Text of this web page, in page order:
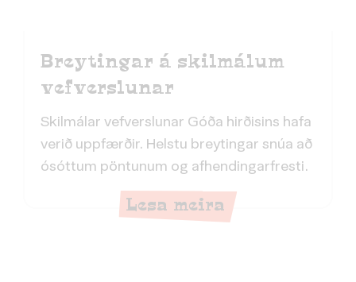
Breytingar á skilmálum
vefverslunar
Skilmálar vefverslunar Góða hirðisins hafa
verið uppfærðir. Helstu breytingar snúa að
ósóttum pöntunum og afhendingarfresti.
Lesa meira